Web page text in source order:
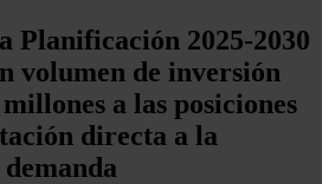
Planificación 2025-2030
volumen de inversión
a las posiciones
directa a la